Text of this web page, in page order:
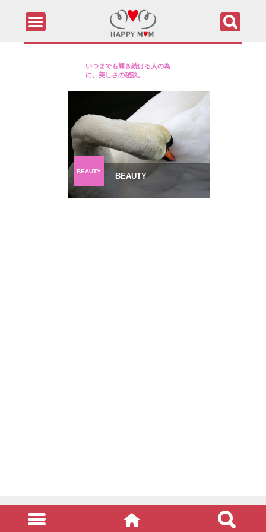
いつまでも輝き続ける人の為
に。美しさの秘訣。
BEAUTY
BEAUTY